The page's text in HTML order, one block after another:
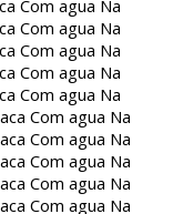
Com agua Na
Com agua Na
Com agua Na
Com agua Na
Com agua Na
Com agua Na
Com agua Na
Com agua Na
Com agua Na
Com agua Na